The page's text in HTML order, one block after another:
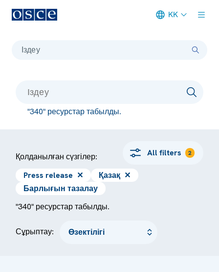
KK
Іздеу
"340" ресурстар табылды.
Қолданылған сүзгілер: All filters 2
Press release ✕ Қазақ ✕
Барлығын тазалау
"340" ресурстар табылды.
Сұрыптау: